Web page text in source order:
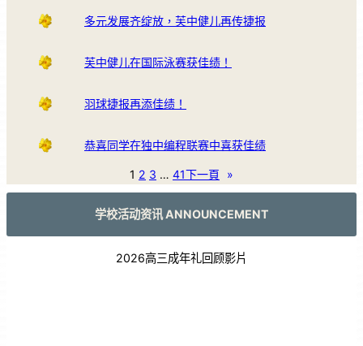
多元发展齐绽放，芙中健儿再传捷报
芙中健儿在国际泳赛获佳绩！
羽球捷报再添佳绩！
恭喜同学在独中编程联赛中喜获佳绩
1 2 3 … 41下一頁 »
学校活动资讯 ANNOUNCEMENT
2026高三成年礼回顾影片